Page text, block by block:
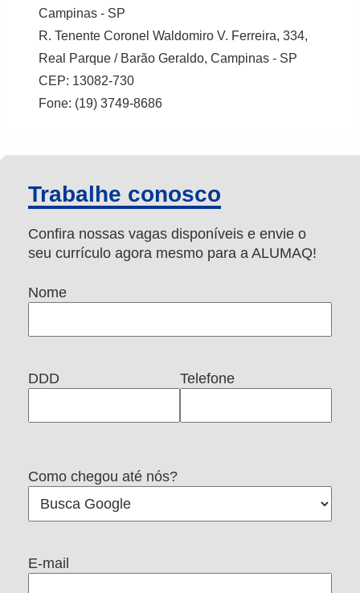
Campinas - SP
R. Tenente Coronel Waldomiro V. Ferreira, 334,
Real Parque / Barão Geraldo, Campinas - SP
CEP: 13082-730
Fone: (19) 3749-8686
Trabalhe conosco
Confira nossas vagas disponíveis e envie o
seu currículo agora mesmo para a ALUMAQ!
Nome
DDD Telefone
Como chegou até nós?
E-mail